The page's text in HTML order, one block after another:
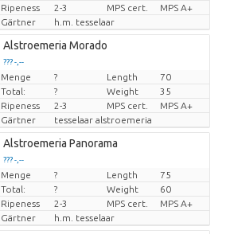
Ripeness
2-3 MPS cert.
MPS A+
Gärtner
h.m. tesselaar
Alstroemeria Morado
??? -,--
Preis pro Stück
Menge ? Length
70
Total:
? Weight
35
Ripeness
2-3 MPS cert.
MPS A+
Gärtner
tesselaar alstroemeria
Alstroemeria Panorama
??? -,--
Preis pro Stück
Menge ? Length
75
Total:
? Weight
60
Ripeness
2-3 MPS cert.
MPS A+
Gärtner
h.m. tesselaar